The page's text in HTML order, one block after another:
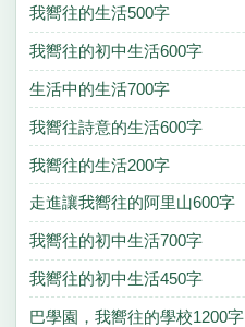
我嚮往的生活500字
我嚮往的初中生活600字
生活中的生活700字
我嚮往詩意的生活600字
我嚮往的生活200字
走進讓我嚮往的阿里山600字
我嚮往的初中生活700字
我嚮往的初中生活450字
巴學園，我嚮往的學校1200字